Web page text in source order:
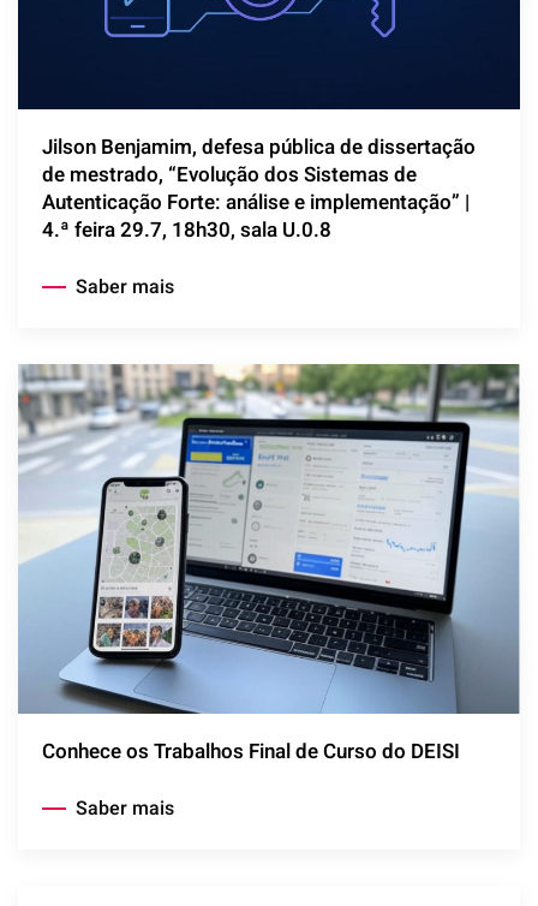
Jilson Benjamim, defesa pública de dissertação
de mestrado, “Evolução dos Sistemas de
Autenticação Forte: análise e implementação” |
4.ª feira 29.7, 18h30, sala U.0.8
Saber mais
Conhece os Trabalhos Final de Curso do DEISI
Saber mais